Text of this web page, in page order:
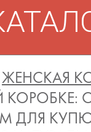
ЖЕНСКАЯ
ДЛЯ